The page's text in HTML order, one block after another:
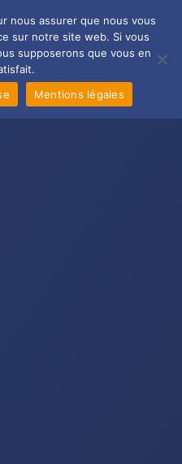
Main
nous assurer que nous vous
sur notre site web. Si vous
supposerons que vous en
Mentions légales